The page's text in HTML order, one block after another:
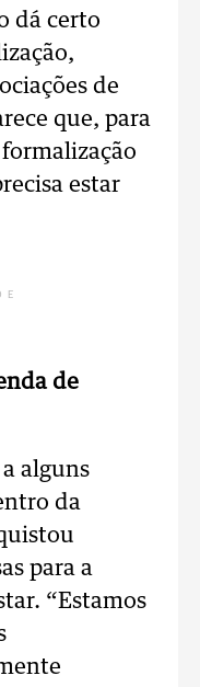
dá certo
de
que, para
estar
de
alguns
da
para a
“Estamos